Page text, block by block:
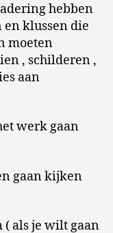
hebben
klussen die
moeten
, schilderen ,
aan
werk gaan
gaan kijken
als je wilt gaan